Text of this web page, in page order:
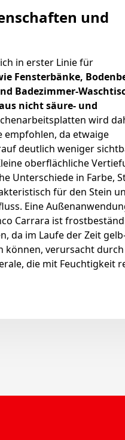
und
in erster Linie für
Fensterbänke,
Badezimmer-
nicht säure- und
wird
empfohlen, da etwaige
deutlich weniger
oberflächliche
Unterschiede in Farbe,
für den Stein
Eine
Carrara ist
da im Laufe der Zeit
verursacht
die mit Feuchtigkeit